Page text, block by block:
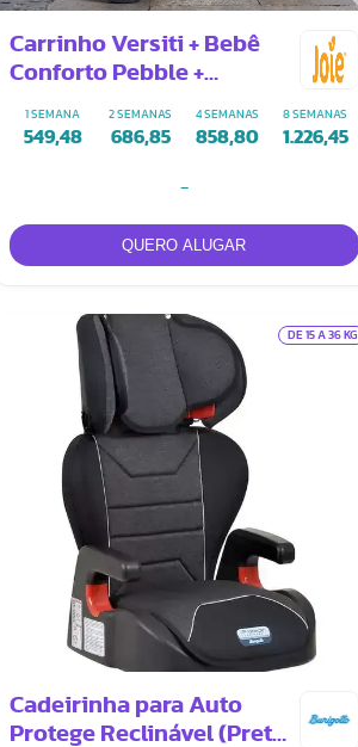
Carrinho Versiti + Bebê
Conforto Pebble +
1 SEMANA
549,48
2 SEMANAS
686,85
4 SEMANAS
858,80
8 SEMANAS
1.226,45
-
DE 15 A 36 KG
Cadeirinha para Auto
Protege Reclinável (Preto